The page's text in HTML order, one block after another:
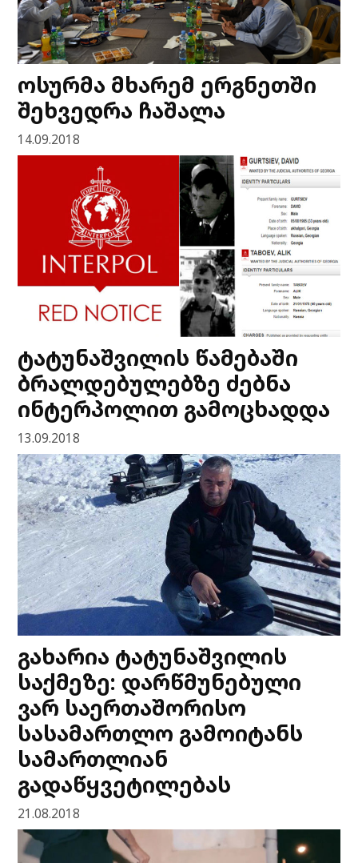
ოსურმა მხარემ ერგნეთში
შეხვედრა ჩაშალა
14.09.2018
ტატუნაშვილის წამებაში
ბრალდებულებზე ძებნა
ინტერპოლით გამოცხადდა
13.09.2018
გახარია ტატუნაშვილის
საქმეზე: დარწმუნებული
ვარ საერთაშორისო
სასამართლო გამოიტანს
სამართლიან
გადაწყვეტილებას
21.08.2018